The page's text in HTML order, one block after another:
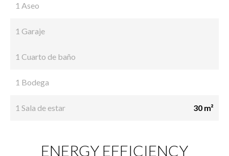
1 Aseo
1 Garaje
1 Cuarto de baño
1 Bodega
1 Sala de estar 30 m²
ENERGY EFFICIENCY